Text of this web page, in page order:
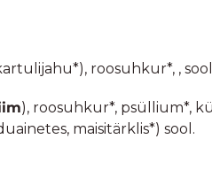
roosuhkur*, ,
), roosuhkur*, psüllium*,
maisitärklis*) sool.